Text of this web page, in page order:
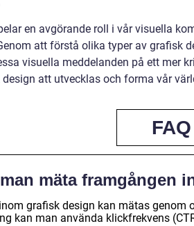
en avgörande roll i vår visuella
att förstå olika typer av grafisk
visuella meddelanden på ett mer
att utvecklas och forma vår
FAQ
mäta framgången
grafisk design kan mätas genom
kan man använda klickfrekvens